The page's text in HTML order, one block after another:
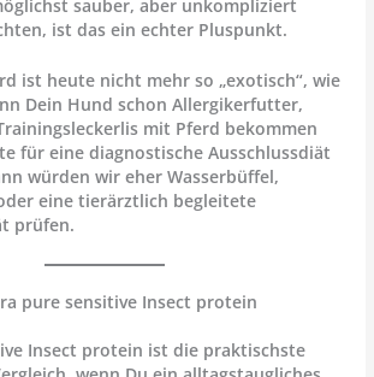
sauber, aber unkompliziert
ist das ein echter Pluspunkt.
ist heute nicht mehr so „exotisch“, wie
Dein Hund schon Allergikerfutter,
mit Pferd bekommen
für eine diagnostische Ausschlussdiät
würden wir eher Wasserbüffel,
eine tierärztlich begleitete
prüfen.
pure sensitive Insect protein
Insect protein ist die praktischste